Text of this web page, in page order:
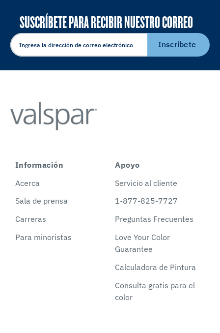
SUSCRÍBETE PARA RECIBIR NUESTRO CORREO
ELECTRÓNICO
Inscríbete
Información
Acerca
Sala de prensa
Carreras
Para minoristas
Apoyo
Servicio al cliente
1-877-825-7727
Preguntas Frecuentes
Love Your Color
Guarantee
Calculadora de Pintura
Consulta gratis para el
color